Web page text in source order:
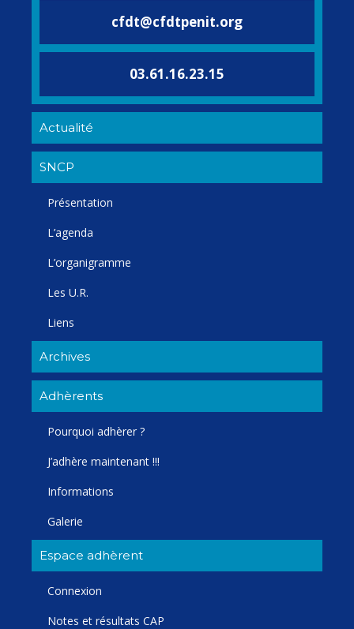
cfdt@cfdtpenit.org
03.61.16.23.15
Actualité
SNCP
Présentation
L’agenda
L’organigramme
Les U.R.
Liens
Archives
Adhèrents
Pourquoi adhèrer ?
J’adhère maintenant !!!
Informations
Galerie
Espace adhèrent
Connexion
Notes et résultats CAP